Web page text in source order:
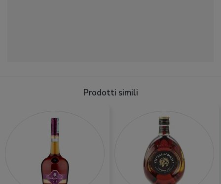
Prodotti simili